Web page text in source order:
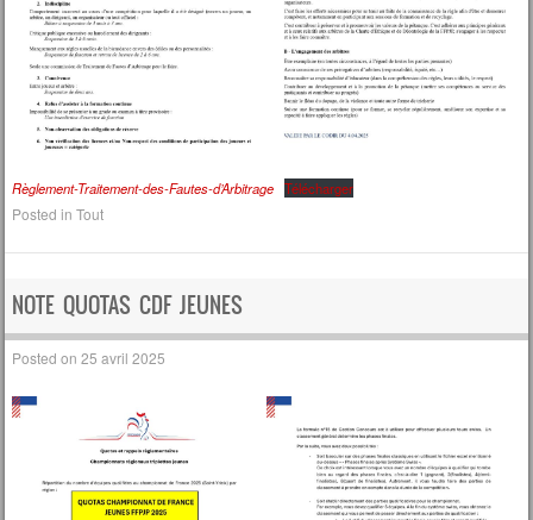
Règlement-Traitement-des-Fautes-d’Arbitrage Télécharger
Posted inTout
NOTE QUOTAS CDF JEUNES
Posted on25 avril 2025